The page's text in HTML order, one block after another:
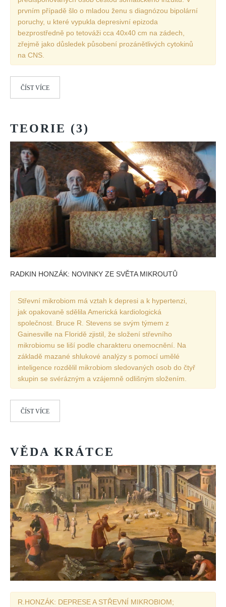
Vydání 2/ 2021
Vydání 1/ 2021
Vydání 3-4/ 2020
Vydání 1-2/ 2020
Vydání 2-3/2018
Vydání 1-2018
Vydání 4-2017
Vydání 3-2017
Vydání 2-2017
Vydání 1-2017
Vydání 4-2016
Archiv
REDAKCE
ARCHIV
prvním případě šlo o mladou ženu s diagnózou bipolární
poruchy, u které vypukla depresivní epizoda
bezprostředně po tetováži cca 40x40 cm na zádech,
zřejmě jako důsledek působení prozánětlivých cytokinů
na CNS.
ČÍST VÍCE
TEORIE (3)
RADKIN HONZÁK: NOVINKY ZE SVĚTA MIKROUTŮ
Střevní mikrobiom má vztah k depresi a k hypertenzi,
jak opakovaně sdělila Americká kardiologická
společnost. Bruce R. Stevens se svým týmem z
Gainesville na Floridě zjistil, že složení střevního
mikrobiomu se liší podle charakteru onemocnění. Na
základě mazané shlukové analýzy s pomocí umělé
inteligence rozdělil mikrobiom sledovaných osob do čtyř
skupin se svérázným a vzájemně odlišným složením.
ČÍST VÍCE
VĚDA KRÁTCE
R.HONZÁK: DEPRESE A STŘEVNÍ MIKROBIOM;